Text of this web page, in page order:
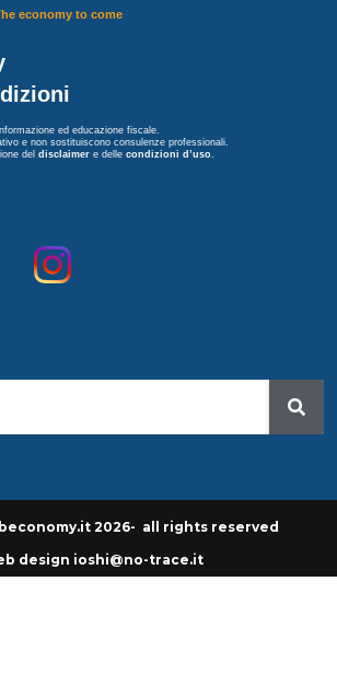
economy to come
ed educazione fiscale.
e non sostituiscono consulenze professionali.
del disclaimer e delle condizioni d’uso.
2026- all rights reserved
design ioshi@no-trace.it